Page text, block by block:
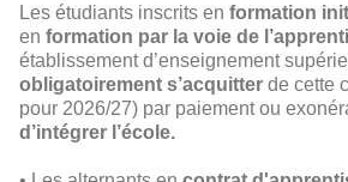
Les étudiants inscrits en formation
en formation par la voie de
établissement d’enseignement
obligatoirement s’acquitter de cette
pour 2026/27) par paiement ou
d’intégrer l’école.